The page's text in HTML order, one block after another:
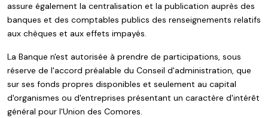
assure également la centralisation et la publication auprès des
banques et des comptables publics des renseignements relatifs
aux chèques et aux effets impayés.
La Banque n'est autorisée à prendre de participations, sous
réserve de l'accord préalable du Conseil d'administration, que
sur ses fonds propres disponibles et seulement au capital
d'organismes ou d'entreprises présentant un caractère d'intérêt
général pour l'Union des Comores.